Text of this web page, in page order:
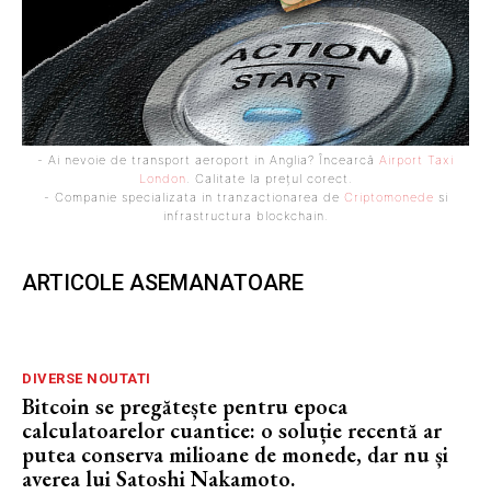
- Ai nevoie de transport aeroport in Anglia? Încearcă Airport Taxi
London . Calitate la prețul corect.
- Companie specializata in tranzactionarea de Criptomonede si
infrastructura blockchain.
ARTICOLE ASEMANATOARE
DIVERSE NOUTATI
Bitcoin se pregătește pentru epoca
calculatoarelor cuantice: o soluție recentă ar
putea conserva milioane de monede, dar nu și
averea lui Satoshi Nakamoto.